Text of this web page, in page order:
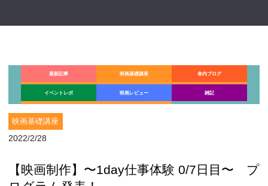
最新記事 映画基礎講座 舎内ブログ
イベントレポ 映画レビュー 雑記
映画基礎講座
2022/2/28
【映画制作】〜1day仕事体験 0/7日目〜 プ